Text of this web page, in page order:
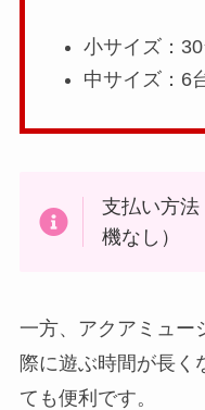
小サイズ：30
中サイズ：6
支払い方
機なし）
一方、アクアミュー
際に遊ぶ時間が長く
ても便利です。